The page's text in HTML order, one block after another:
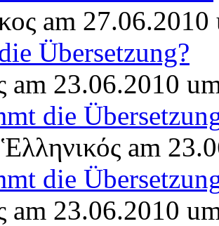
am
Übersetzung?
am 23.06.2010
die
am
die
am 23.06.2010